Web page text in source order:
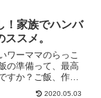
ず晩ご飯を準備せ
。...
！家族でハンバ
スメ。
ワーママのらっこ
の準備って、最高
すか？ご飯、作り
もしたくない。も
2020.05.03